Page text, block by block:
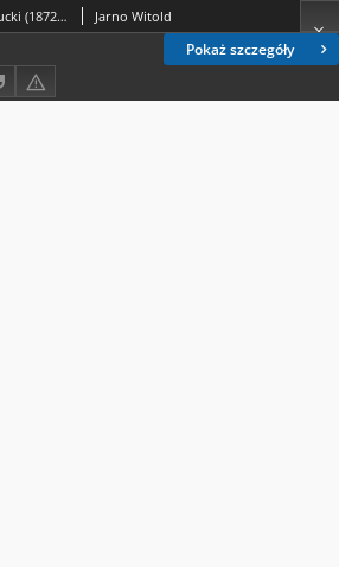
Pokaż szczegóły
Generał brygady Leon Pachucki (1872–1932) – żołnierz Armii Polskiej we Francji i bohater wojny polsko-rosyjskiej 1920 r. Zarys biografii Jarno Witold